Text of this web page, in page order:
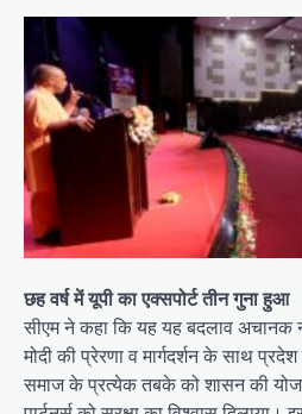
छह वर्ष में यूपी का एक्सपोर्ट तीन गुना हुआ
सीएम ने कहा कि यह यह बदलाव अचानक
मोदी की प्रेरणा व मार्गदर्शन के साथ
समाज के प्रत्येक तबके को शासन की